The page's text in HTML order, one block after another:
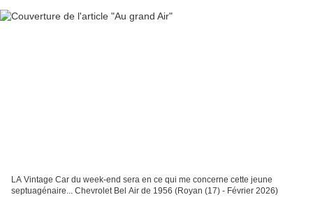
LA Vintage Car du week-end sera en ce qui me concerne cette jeune
septuagénaire... Chevrolet Bel Air de 1956 (Royan (17) - Février 2026)